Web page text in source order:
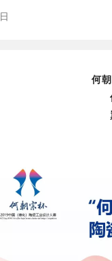
何